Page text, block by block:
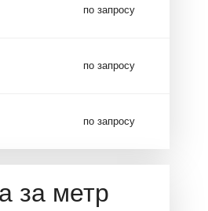
по запросу
по запросу
по запросу
за метр